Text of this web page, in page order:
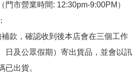
門市營業時間: 12:30pm-9:00PM）
款，確認收到後本店會在三個工作
日及公眾假期）寄出貨品，並會以訊
已出貨。